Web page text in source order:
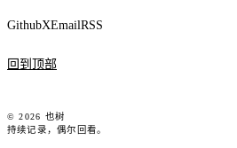
GithubXEmailRSS
回到顶部
© 2026 也树
持续记录，偶尔回看。